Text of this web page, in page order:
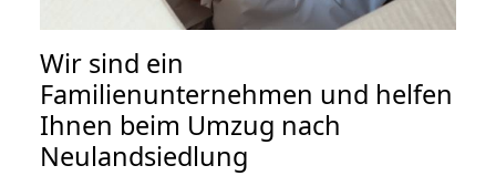
Wir sind ein
Familienunternehmen und helfen
Ihnen beim Umzug nach
Neulandsiedlung